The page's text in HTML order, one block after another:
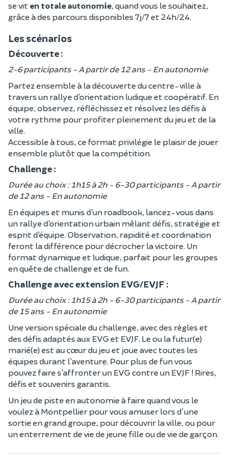
se vit en totale autonomie, quand vous le souhaitez,
grâce à des parcours disponibles 7j/7 et 24h/24.
Les scénarios
Découverte :
2-6 participants - A partir de 12 ans - En autonomie
Partez ensemble à la découverte du centre-ville à
travers un rallye d’orientation ludique et coopératif. En
équipe, observez, réfléchissez et résolvez les défis à
votre rythme pour profiter pleinement du jeu et de la
ville.
Accessible à tous, ce format privilégie le plaisir de jouer
ensemble plutôt que la compétition.
Challenge :
Durée au choix : 1h15 à 2h - 6-30 participants - A partir
de 12 ans - En autonomie
En équipes et munis d’un roadbook, lancez-vous dans
un rallye d’orientation urbain mêlant défis, stratégie et
esprit d’équipe. Observation, rapidité et coordination
feront la différence pour décrocher la victoire. Un
format dynamique et ludique, parfait pour les groupes
en quête de challenge et de fun.
Challenge avec extension EVG/EVJF :
Durée au choix : 1h15 à 2h - 6-30 participants - A partir
de 15 ans - En autonomie
Une version spéciale du challenge, avec des règles et
des défis adaptés aux EVG et EVJF. Le ou la futur(e)
marié(e) est au cœur du jeu et joue avec toutes les
équipes durant l’aventure. Pour plus de fun vous
pouvez faire s’affronter un EVG contre un EVJF ! Rires,
défis et souvenirs garantis.
Un jeu de piste en autonomie à faire quand vous le
voulez à Montpellier pour vous amuser lors d'une
sortie en grand groupe, pour découvrir la ville, ou pour
un enterrement de vie de jeune fille ou de vie de garçon.